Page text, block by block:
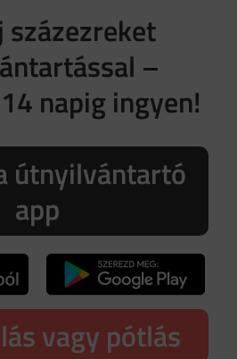
százezreket
–
napig ingyen!
útnyilvántartó
app
vagy pótlás